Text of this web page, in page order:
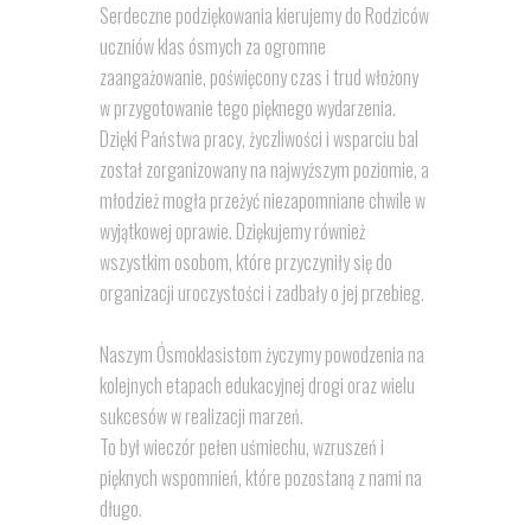
Serdeczne podziękowania kierujemy do Rodziców
uczniów klas ósmych za ogromne
zaangażowanie, poświęcony czas i trud włożony
w przygotowanie tego pięknego wydarzenia.
Dzięki Państwa pracy, życzliwości i wsparciu bal
został zorganizowany na najwyższym poziomie, a
młodzież mogła przeżyć niezapomniane chwile w
wyjątkowej oprawie. Dziękujemy również
wszystkim osobom, które przyczyniły się do
organizacji uroczystości i zadbały o jej przebieg.
Naszym Ósmoklasistom życzymy powodzenia na
kolejnych etapach edukacyjnej drogi oraz wielu
sukcesów w realizacji marzeń.
To był wieczór pełen uśmiechu, wzruszeń i
pięknych wspomnień, które pozostaną z nami na
długo.